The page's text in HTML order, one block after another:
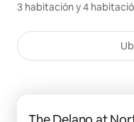
3 habitación y 4